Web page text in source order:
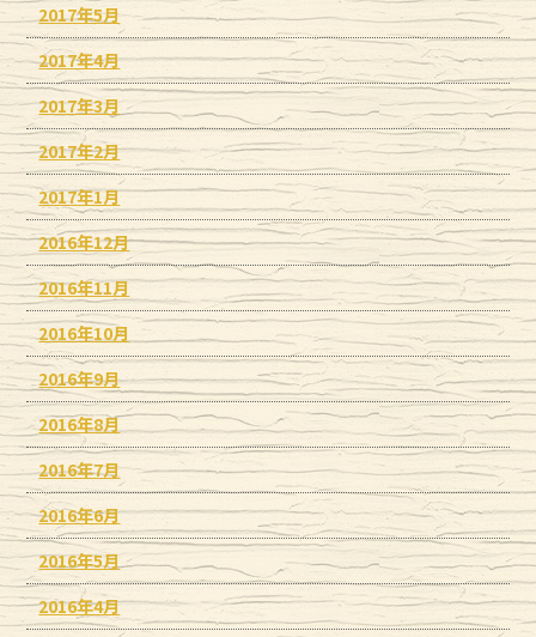
2017年5月
2017年4月
2017年3月
2017年2月
2017年1月
2016年12月
2016年11月
2016年10月
2016年9月
2016年8月
2016年7月
2016年6月
2016年5月
2016年4月